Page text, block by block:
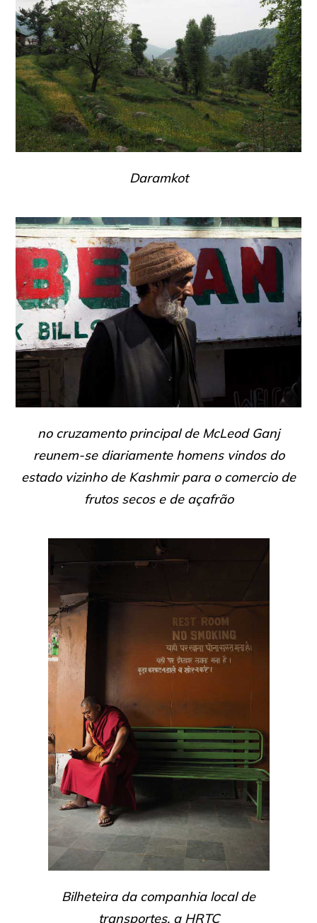
Daramkot
no cruzamento principal de McLeod Ganj
reunem-se diariamente homens vindos do
estado vizinho de Kashmir para o comercio de
frutos secos e de açafrão
Bilheteira da companhia local de
transportes, a HRTC